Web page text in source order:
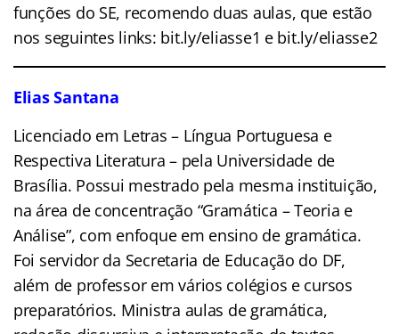
funções do SE, recomendo duas aulas, que estão
nos seguintes links: bit.ly/eliasse1 e bit.ly/eliasse2
Elias Santana
Licenciado em Letras – Língua Portuguesa e
Respectiva Literatura – pela Universidade de
Brasília. Possui mestrado pela mesma instituição,
na área de concentração “Gramática – Teoria e
Análise”, com enfoque em ensino de gramática.
Foi servidor da Secretaria de Educação do DF,
além de professor em vários colégios e cursos
preparatórios. Ministra aulas de gramática,